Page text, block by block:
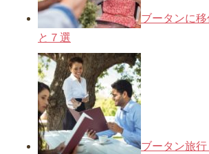
ブータンに
と７選
ブータン旅